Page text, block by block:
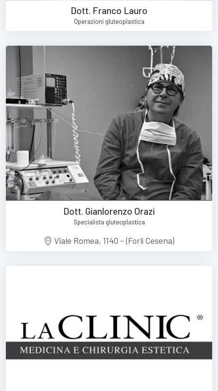
Dott. Franco Lauro
Operazioni gluteoplastica
Dott. Gianlorenzo Orazi
Specialista gluteoplastica
Viale Romea, 1140 - (Forlì Cesena)